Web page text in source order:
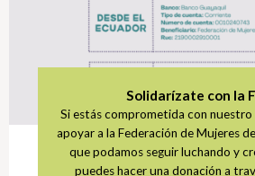
Solidarízate con la
Si estás comprometida con
apoyar a la Federación de Mujeres
que podamos seguir luchando y
puedes hacer una donación a